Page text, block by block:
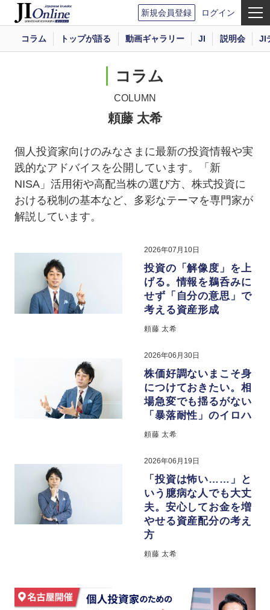
新規会員登録 ログイン
コラム トップが語る 動画ギャラリー JI 説明会 JI
コラム
COLUMN
頼藤 太希
個人投資家向けのみなさまに最新の投資情報や実
践的なアドバイスを公開しています。「新
NISA」活用術や高配当株の選び方、株式投資に
おける税制の基本など、多彩なテーマを専門家が
解説しています。
2026年07月10日
投資の「解像度」を上
げる。情報を鵜呑みに
せず「自分の意思」で
考える資産形成
頼藤 太希
2026年06月30日
株価好調ないまこそ身
につけておきたい。相
場急変でも揺るがない
「暴落耐性」のイロハ
頼藤 太希
2026年06月19日
「投資は怖い……」と
いう臆病な人でも大丈
夫。安心してお金を増
やせる資産配分の考え
方
頼藤 太希